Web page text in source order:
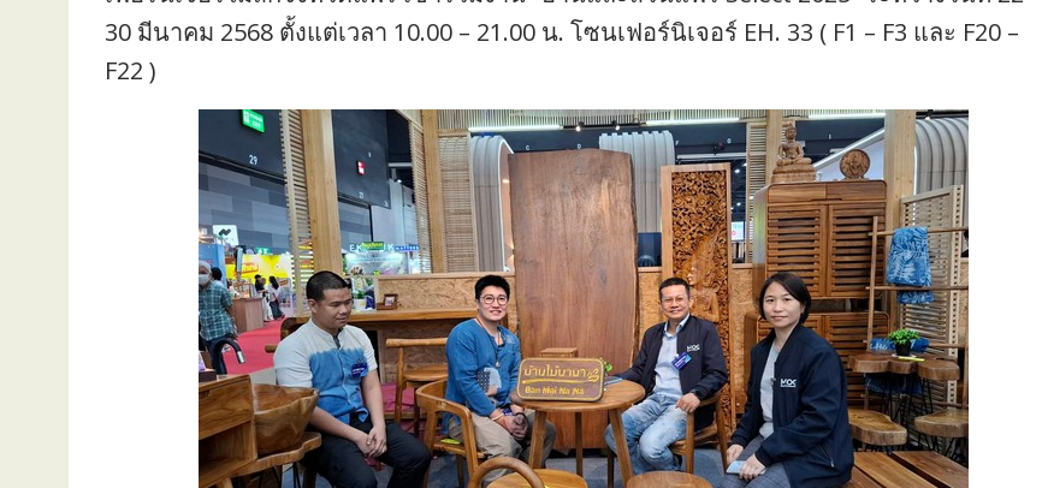
30 มีนาคม 2568 ตั้งแต่เวลา 10.00 – 21.00 น. โซนเฟอร์นิเจอร์ EH. 33 ( F1 – F3 และ F20 –
F22 )